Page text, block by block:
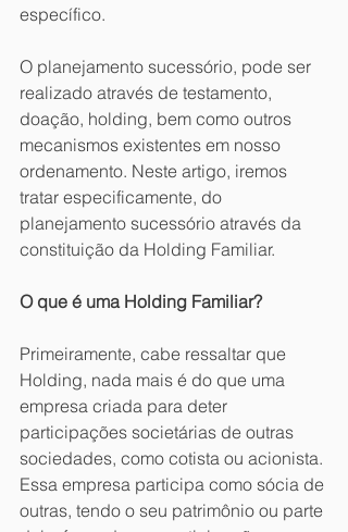
específico.
O planejamento sucessório, pode ser
realizado através de testamento,
doação, holding, bem como outros
mecanismos existentes em nosso
ordenamento. Neste artigo, iremos
tratar especificamente, do
planejamento sucessório através da
constituição da Holding Familiar.
O que é uma Holding Familiar?
Primeiramente, cabe ressaltar que
Holding, nada mais é do que uma
empresa criada para deter
participações societárias de outras
sociedades, como cotista ou acionista.
Essa empresa participa como sócia de
outras, tendo o seu patrimônio ou parte